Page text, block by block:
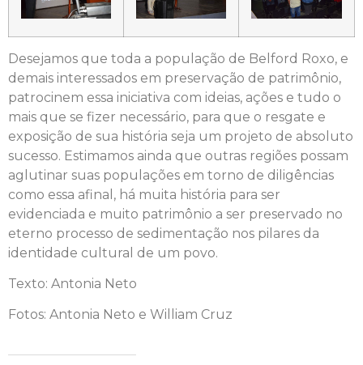
Desejamos que toda a população de Belford Roxo, e
demais interessados em preservação de patrimônio,
patrocinem essa iniciativa com ideias, ações e tudo o
mais que se fizer necessário, para que o resgate e
exposição de sua história seja um projeto de absoluto
sucesso. Estimamos ainda que outras regiões possam
aglutinar suas populações em torno de diligências
como essa afinal, há muita história para ser
evidenciada e muito patrimônio a ser preservado no
eterno processo de sedimentação nos pilares da
identidade cultural de um povo.
Texto: Antonia Neto
Fotos: Antonia Neto e William Cruz